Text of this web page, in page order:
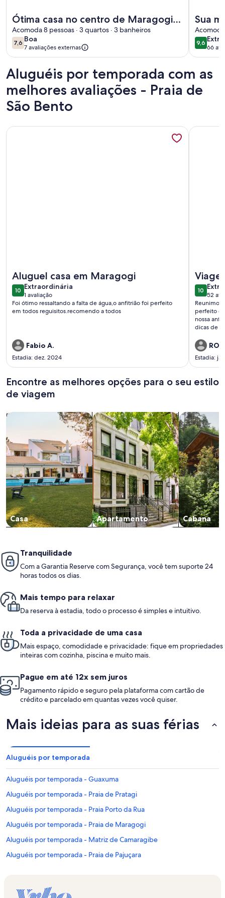
Mais informações sobre Ótima casa no centro de
Ótima casa no centro de Maragogi
praticamente beira-mar
Acomoda 8 pessoas · 3 quartos · 3 banheiros
7,67,6 de 10
Boa
boa
7 avaliações externas
Sua
9,69,6 de
66
(66
Aluguéis por temporada com as
melhores avaliações - Praia de
São Bento
Aluguel casa em Maragogi
1010 de 10
Extraordinária
extraordinária
1 avaliação
(1
avaliação)
Foi ótimo ressaltando a falta de água,o anfitrião foi perfeito
em todos reguisitos.recomendo a todos
Fabio A.
Estadia: dez. 2024
Mais informações sobre Casa de veraneio ACONCHEGO
1010 de 10
52
(52
Reunimos
perfeito
nossa
dicas de
de cada
logo que
Estadia:
Mais
Encontre as melhores opções para o seu estilo
de viagem
Casa
Busque casas
Apartamento
Busque apartamentos
Cabana
buscar
Tranquilidade
Com a Garantia Reserve com Segurança, você tem suporte 24
horas todos os dias.
Mais tempo para relaxar
Da reserva à estadia, todo o processo é simples e intuitivo.
Toda a privacidade de uma casa
Mais espaço, comodidade e privacidade: fique em propriedades
inteiras com cozinha, piscina e muito mais.
Pague em até 12x sem juros
Pagamento rápido e seguro pela plataforma com cartão de
crédito e parcelado em quantas vezes você quiser.
Mais ideias para as suas férias
Aluguéis por temporada
Aluguéis por temporada - Guaxuma
Aluguéis por temporada - Praia de Pratagi
Aluguéis por temporada - Praia Porto da Rua
Aluguéis por temporada - Praia de Maragogi
Aluguéis por temporada - Matriz de Camaragibe
Aluguéis por temporada - Praia de Pajuçara
Aluguéis por temporada - Praia da Sereia